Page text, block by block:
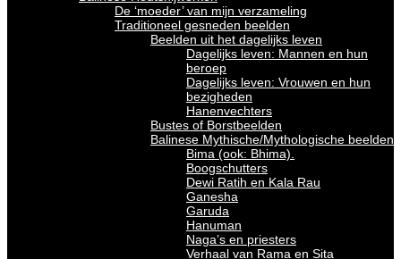
De ‘moeder’ van mijn verzameling
Traditioneel gesneden beelden
Beelden uit het dagelijks leven
Dagelijks leven: Mannen en hun
beroep
Dagelijks leven: Vrouwen en hun
bezigheden
Hanenvechters
Bustes of Borstbeelden
Balinese Mythische/Mythologische beelden
Bima (ook: Bhima).
Boogschutters
Dewi Ratih en Kala Rau
Ganesha
Garuda
Hanuman
Naga’s en priesters
Verhaal van Rama en Sita